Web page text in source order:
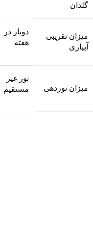
گلدان
میزان تقریبی
آبیاری
دوبار در
هفته
میزان نوردهی
نور غیر
مستقیم